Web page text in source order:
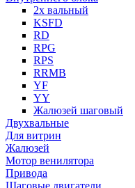
2х вальный
KSFD
RD
RPG
RPS
RRMB
YF
YY
Жалюзей шаговый
Двухвальные
Для витрин
Жалюзей
Мотор венилятора
Привода
Шаговые двигатели